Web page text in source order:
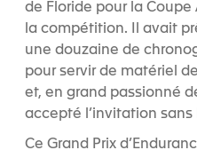
de Floride pour la
la compétition. Il avait
une douzaine de
pour servir de matériel
et, en grand passionné
accepté l’invitation
Ce Grand Prix